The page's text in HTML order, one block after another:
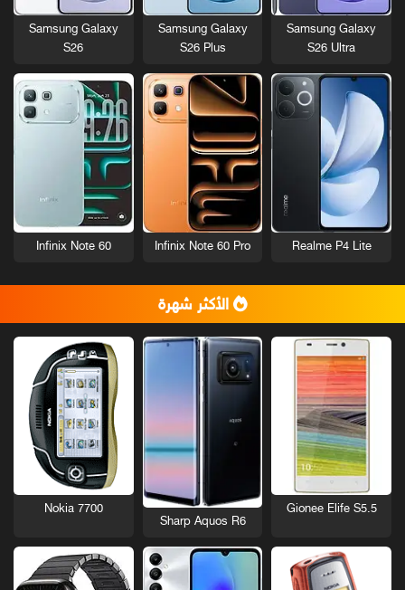
Samsung Galaxy
S26 Ultra
Samsung Galaxy
S26 Plus
Samsung Galaxy
S26
Realme P4 Lite
Infinix Note 60 Pro
Infinix Note 60
الأكثر شهرة
Gionee Elife S5.5
Sharp Aquos R6
Nokia 7700